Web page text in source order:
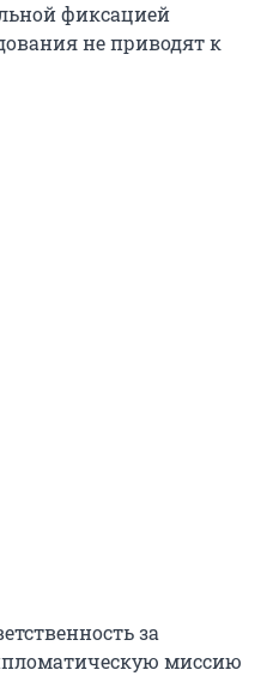
фиксацией
не приводят к
за
миссию